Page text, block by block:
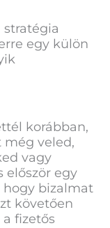
stratégia
egy külön
korábban,
még veled,
vagy
először egy
hogy bizalmat
követően
fizetős